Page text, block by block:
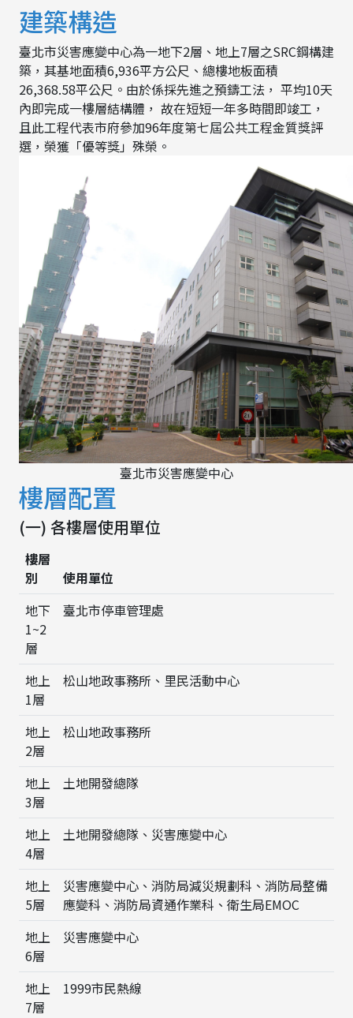
建築構造
臺北市災害應變中心為一地下2層、地上7層之SRC鋼構建
築，其基地面積6,936平方公尺、總樓地板面積
26,368.58平公尺。由於係採先進之預鑄工法， 平均10天
內即完成一樓層結構體， 故在短短一年多時間即竣工，
且此工程代表市府參加96年度第七屆公共工程金質獎評
選，榮獲「優等獎」殊榮。
臺北市災害應變中心
樓層配置
(一) 各樓層使用單位
樓層
別
使用單位
地下
1~2
層
臺北市停車管理處
地上
1層
松山地政事務所、里民活動中心
地上
2層
松山地政事務所
地上
3層
土地開發總隊
地上
4層
土地開發總隊、災害應變中心
地上
5層
災害應變中心、消防局減災規劃科、消防局整備
應變科、消防局資通作業科、衛生局EMOC
地上
6層
災害應變中心
地上
7層
1999市民熱線